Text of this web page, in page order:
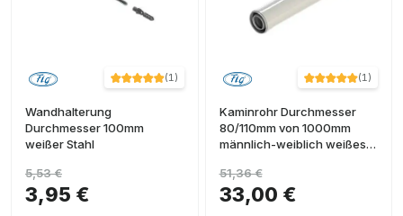
(1)
Wandhalterung
Durchmesser 100mm
weißer Stahl
3,95 €
5,53 €
(1)
Kaminrohr Durchmesser
80/110mm von 1000mm
männlich-weiblich weißes
33,00 €
51,36 €